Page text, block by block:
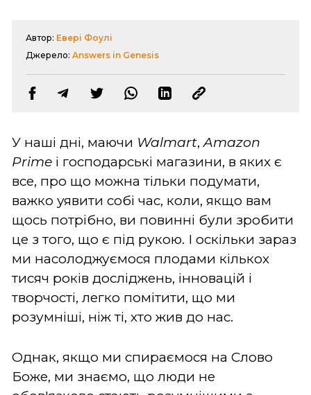
Автор: Евері Фоулі
Джерело: Answers in Genesis
У наші дні, маючи Walmart,Amazon
Prime і господарські магазини, в яких є
все, про що можна тільки подумати,
важко уявити собі час, коли, якщо вам
щось потрібно, ви повинні були зробити
це з того, що є під рукою. І оскільки зараз
ми насолоджуємося плодами кількох
тисяч років досліджень, інновацій і
творчості, легко помітити, що ми
розумніші, ніж ті, хто жив до нас.
Однак, якщо ми спираємося на Слово
Боже, ми знаємо, що люди не